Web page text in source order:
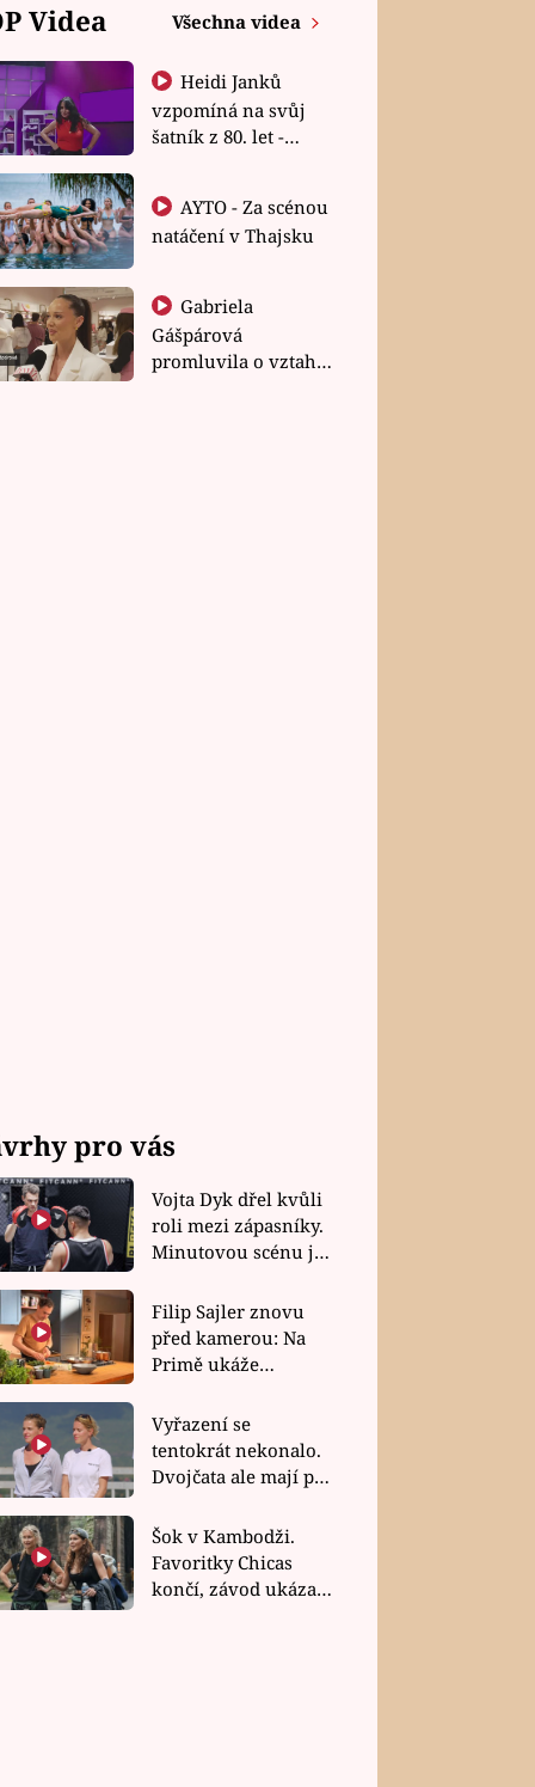
Videa Všechna videa
Heidi Janků
vzpomíná na svůj
šatník z 80. let -
natáčení v Thajsku
Gabriela
Gášpárová
promluvila o vztahu
pro vás
Vojta Dyk dřel kvůli
roli mezi zápasníky.
Minutovou scénu jel
Filip Sajler znovu
před kamerou: Na
Primě ukáže
rychlé recepty
Vyřazení se
tentokrát nekonalo.
Dvojčata ale mají po
závodu nůž na krku
Šok v Kambodži.
Favoritky Chicas
končí, závod ukázal